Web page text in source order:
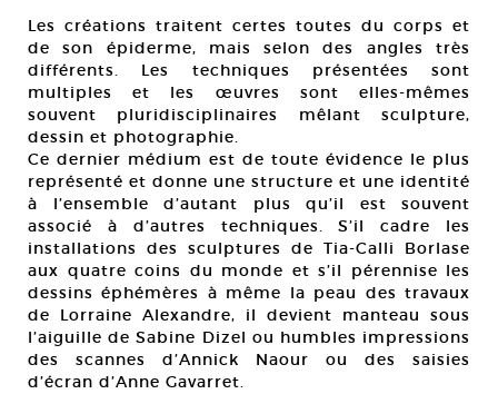
Les créations traitent certes toutes du corps et
de son épiderme, mais selon des angles très
différents. Les techniques présentées sont
multiples et les œuvres sont elles-mêmes
souvent pluridisciplinaires mêlant sculpture,
dessin et photographie.
Ce dernier médium est de toute évidence le plus
représenté et donne une structure et une identité
à l’ensemble d’autant plus qu’il est souvent
associé à d’autres techniques. S’il cadre les
installations des sculptures de Tia-Calli Borlase
aux quatre coins du monde et s’il pérennise les
dessins éphémères à même la peau des travaux
de Lorraine Alexandre, il devient manteau sous
l’aiguille de Sabine Dizel ou humbles impressions
des scannes d’Annick Naour ou des saisies
d’écran d’Anne Gavarret.